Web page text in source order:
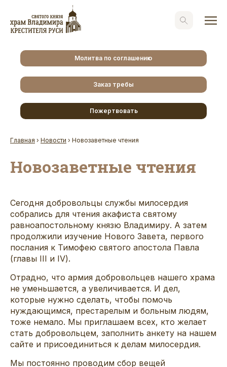
Молитва по соглашению
Заказ требы
Пожертвовать
Главная › Новости › Новозаветные чтения
Новозаветные чтения
Сегодня добровольцы службы милосердия
собрались для чтения акафиста святому
равноапостольному князю Владимиру. А затем
продолжили изучение Нового Завета, первого
послания к Тимофею святого апостола Павла
(главы III и IV).
Отрадно, что армия добровольцев нашего храма
не уменьшается, а увеличивается. И дел,
которые нужно сделать, чтобы помочь
нуждающимся, престарелым и больным людям,
тоже немало. Мы приглашаем всех, кто желает
стать добровольцем, заполнить анкету на нашем
сайте и присоединиться к делам милосердия.
Мы постоянно проводим сбор вещей